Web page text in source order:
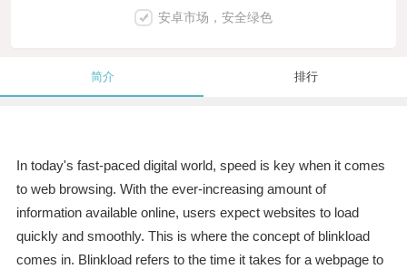
安卓市场，安全绿色
简介 排行
In today's fast-paced digital world, speed is key when it comes
to web browsing. With the ever-increasing amount of
information available online, users expect websites to load
quickly and smoothly. This is where the concept of blinkload
comes in. Blinkload refers to the time it takes for a webpage to